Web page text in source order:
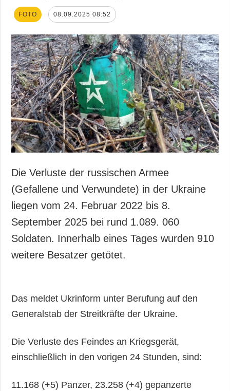
FOTO 08.09.2025 08:52
Die Verluste der russischen Armee
(Gefallene und Verwundete) in der Ukraine
liegen vom 24. Februar 2022 bis 8.
September 2025 bei rund 1.089. 060
Soldaten. Innerhalb eines Tages wurden 910
weitere Besatzer getötet.
Das meldet Ukrinform unter Berufung auf den
Generalstab der Streitkräfte der Ukraine.
Die Verluste des Feindes an Kriegsgerät,
einschließlich in den vorigen 24 Stunden, sind:
11.168 (+5) Panzer, 23.258 (+4) gepanzerte